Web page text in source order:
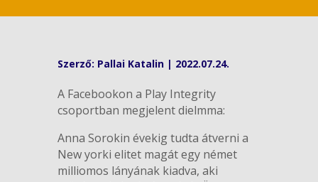
Szerző: Pallai Katalin| 2022.07.24.
A Facebookon a Play Integrity
csoportban megjelent dielmma:
Anna Sorokin évekig tudta átverni a
New yorki elitet magát egy német
milliomos lányának kiadva, aki